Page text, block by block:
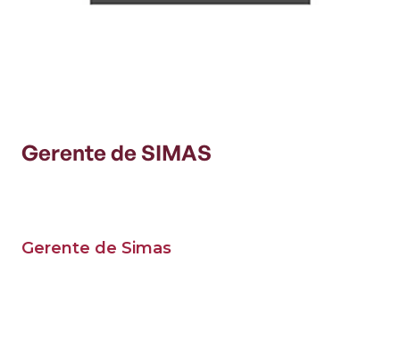
Gerente de SIMAS
Gerente de Simas